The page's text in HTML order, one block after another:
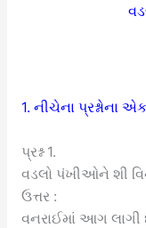
1. નીચેના પ્રશ્નોના
પ્રશ્ન 1.
વડલો પંખીઓને શી
ઉત્તર :
વનરાઈમાં આગ લાગી